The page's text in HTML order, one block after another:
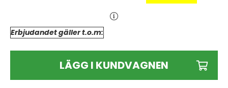
Erbjudandet gäller t.o.m:
LÄGG I KUNDVAGNEN